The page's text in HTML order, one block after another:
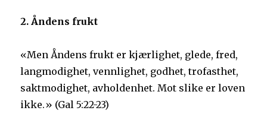
2. Åndens frukt
«Men Åndens frukt er kjærlighet, glede, fred,
langmodighet, vennlighet, godhet, trofasthet,
saktmodighet, avholdenhet. Mot slike er loven
ikke.» (Gal 5:22-23)